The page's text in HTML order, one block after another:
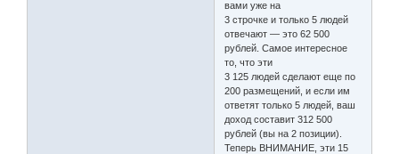
вами уже на
3 строчке и только 5 людей
отвечают — это 62 500
рублей. Самое интересное
то, что эти
3 125 людей сделают еще по
200 размещений, и если им
ответят только 5 людей, ваш
доход составит 312 500
рублей (вы на 2 позиции).
Теперь ВНИМАНИЕ, эти 15